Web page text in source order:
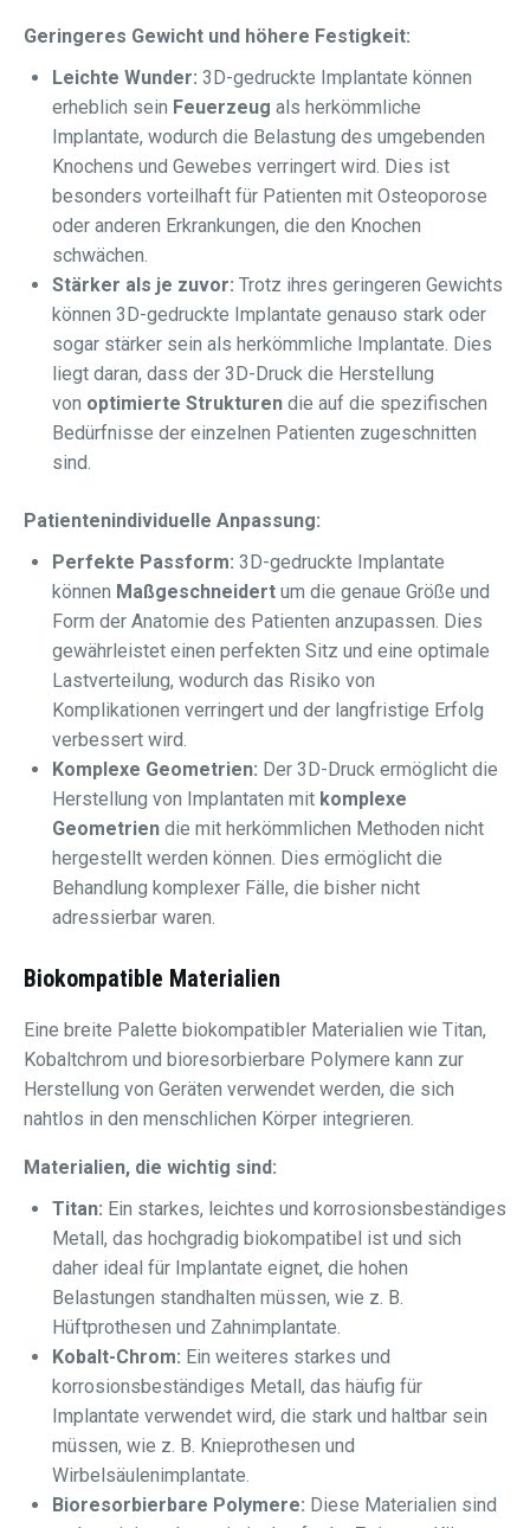
Geringeres Gewicht und höhere Festigkeit:
Leichte Wunder: 3D-gedruckte Implantate können
erheblich sein Feuerzeug als herkömmliche
Implantate, wodurch die Belastung des umgebenden
Knochens und Gewebes verringert wird. Dies ist
besonders vorteilhaft für Patienten mit Osteoporose
oder anderen Erkrankungen, die den Knochen
schwächen.
Stärker als je zuvor: Trotz ihres geringeren Gewichts
können 3D-gedruckte Implantate genauso stark oder
sogar stärker sein als herkömmliche Implantate. Dies
liegt daran, dass der 3D-Druck die Herstellung
von optimierte Strukturen die auf die spezifischen
Bedürfnisse der einzelnen Patienten zugeschnitten
sind.
Patientenindividuelle Anpassung:
Perfekte Passform: 3D-gedruckte Implantate
können Maßgeschneidert um die genaue Größe und
Form der Anatomie des Patienten anzupassen. Dies
gewährleistet einen perfekten Sitz und eine optimale
Lastverteilung, wodurch das Risiko von
Komplikationen verringert und der langfristige Erfolg
verbessert wird.
Komplexe Geometrien: Der 3D-Druck ermöglicht die
Herstellung von Implantaten mit komplexe
Geometrien die mit herkömmlichen Methoden nicht
hergestellt werden können. Dies ermöglicht die
Behandlung komplexer Fälle, die bisher nicht
adressierbar waren.
Biokompatible Materialien
Eine breite Palette biokompatibler Materialien wie Titan,
Kobaltchrom und bioresorbierbare Polymere kann zur
Herstellung von Geräten verwendet werden, die sich
nahtlos in den menschlichen Körper integrieren.
Materialien, die wichtig sind:
Titan: Ein starkes, leichtes und korrosionsbeständiges
Metall, das hochgradig biokompatibel ist und sich
daher ideal für Implantate eignet, die hohen
Belastungen standhalten müssen, wie z. B.
Hüftprothesen und Zahnimplantate.
Kobalt-Chrom: Ein weiteres starkes und
korrosionsbeständiges Metall, das häufig für
Implantate verwendet wird, die stark und haltbar sein
müssen, wie z. B. Knieprothesen und
Wirbelsäulenimplantate.
Bioresorbierbare Polymere: Diese Materialien sind